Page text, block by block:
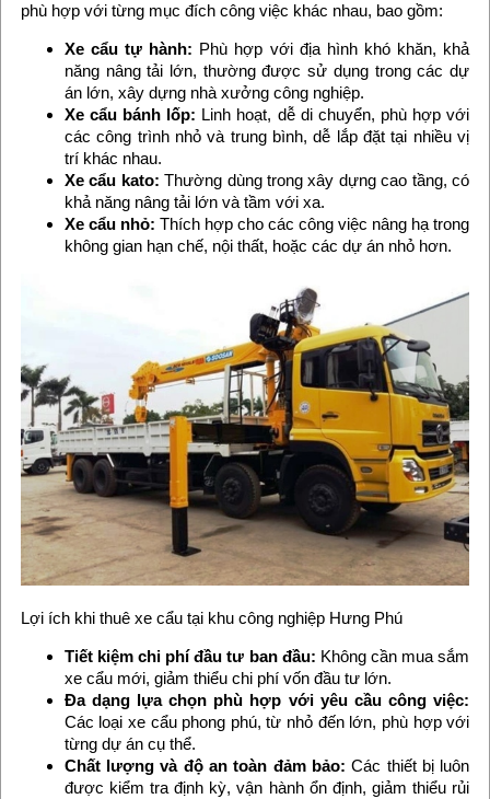
phù hợp với từng mục đích công việc khác nhau, bao gồm:
Xe cẩu tự hành: Phù hợp với địa hình khó khăn, khả
năng nâng tải lớn, thường được sử dụng trong các dự
án lớn, xây dựng nhà xưởng công nghiệp.
Xe cẩu bánh lốp: Linh hoạt, dễ di chuyển, phù hợp với
các công trình nhỏ và trung bình, dễ lắp đặt tại nhiều vị
trí khác nhau.
Xe cẩu kato: Thường dùng trong xây dựng cao tầng, có
khả năng nâng tải lớn và tầm với xa.
Xe cẩu nhỏ: Thích hợp cho các công việc nâng hạ trong
không gian hạn chế, nội thất, hoặc các dự án nhỏ hơn.
Lợi ích khi thuê xe cẩu tại khu công nghiệp Hưng Phú
Tiết kiệm chi phí đầu tư ban đầu: Không cần mua sắm
xe cẩu mới, giảm thiểu chi phí vốn đầu tư lớn.
Đa dạng lựa chọn phù hợp với yêu cầu công việc:
Các loại xe cẩu phong phú, từ nhỏ đến lớn, phù hợp với
từng dự án cụ thể.
Chất lượng và độ an toàn đảm bảo: Các thiết bị luôn
được kiểm tra định kỳ, vận hành ổn định, giảm thiểu rủi